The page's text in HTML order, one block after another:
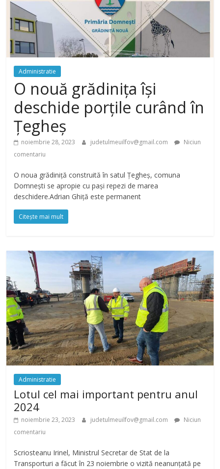
Administratie
O nouă grădinița își
deschide porțile curând în
Țegheș
noiembrie 28, 2023 judetulmeuilfov@gmail.com
Niciun
comentariu
O noua grădiniță construită în satul Țegheș, comuna
Domnești se apropie cu pași repezi de marea
deschidere.Adrian Ghiță este permanent
Citește mai mult
Administratie
Lotul cel mai important pentru anul
2024
noiembrie 23, 2023 judetulmeuilfov@gmail.com
Niciun
comentariu
Scriosteanu Irinel, Ministrul Secretar de Stat de la
Transporturi a făcut în 23 noiembrie o vizită neanunțată pe